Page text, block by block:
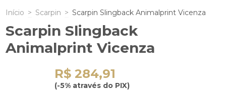
Início > Scarpin > Scarpin Slingback Animalprint Vicenza
Scarpin Slingback
Animalprint Vicenza
R$ 284,91
(-5% através do PIX)